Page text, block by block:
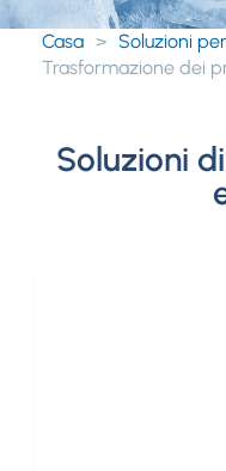
Casa > Soluzioni
Trasformazione dei
Soluzioni